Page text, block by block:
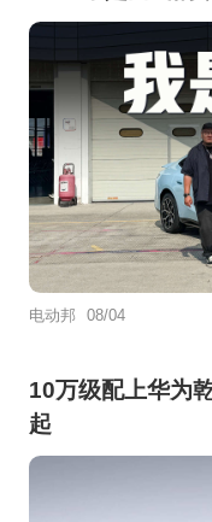
电动邦 08/04
10万级配上华为
起